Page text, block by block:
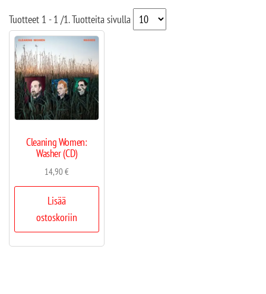
Tuotteet 1 - 1 /1. Tuotteita sivulla
Cleaning Women:
Washer (CD)
14,90€
Lisää
ostoskoriin